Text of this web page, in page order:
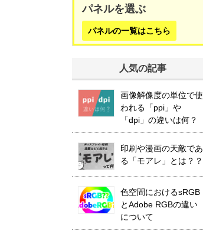
パネルを選ぶ
パネルの一覧はこちら
人気の記事
画像解像度の単位で使
われる「ppi」や
「dpi」の違いは何？
印刷や漫画の天敵であ
る「モアレ」とは？？
色空間におけるsRGB
とAdobe RGBの違い
について